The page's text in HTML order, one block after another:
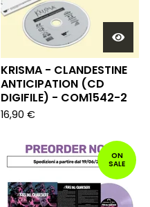
KRISMA - CLANDESTINE
ANTICIPATION (CD
DIGIFILE) - COM1542-2
16,90 €
ON
SALE